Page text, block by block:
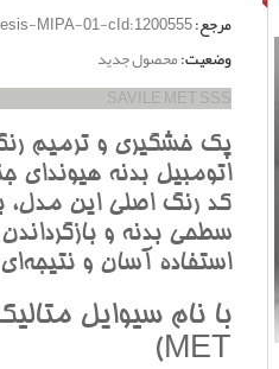
مرجع:MIPA-01-cId:1200555
وضعیت:محصول جدید
SAVILE MET SSS
پک خشگيري و ترميم
اتومبيل بدنه هيونداي
کد رنگ اصلي اين مدل،
سطحي بدنه و بازگرداندن
استفاده آسان و
MET)